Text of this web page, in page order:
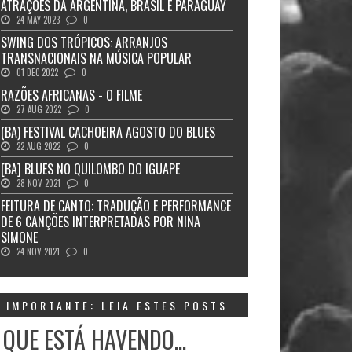
ATRAÇÕES DA ARGENTINA, BRASIL E PARAGUAY
24 MAY 2023 0
SWING DOS TRÓPICOS: ARRANJOS
TRANSNACIONAIS NA MÚSICA POPULAR
01 DEC 2022 0
RAZÕES AFRICANAS - O FILME
27 AUG 2022 0
(BA) FESTIVAL CACHOEIRA AGOSTO DO BLUES
22 AUG 2022 0
[BA] BLUES NO QUILOMBO DO IGUAPE
28 NOV 2021 0
FEITURA DE CANTO: TRADUÇÃO E PERFORMANCE
DE 6 CANÇÕES INTERPRETADAS POR NINA
SIMONE
24 NOV 2021 0
IMPORTANTE: LEIA ESTES POSTS
ESTÁ HAVENDO...